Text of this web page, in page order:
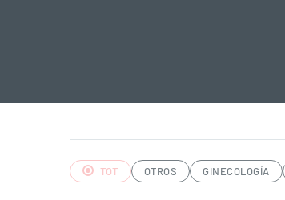
TOT OTROS GINECOLOGÍA